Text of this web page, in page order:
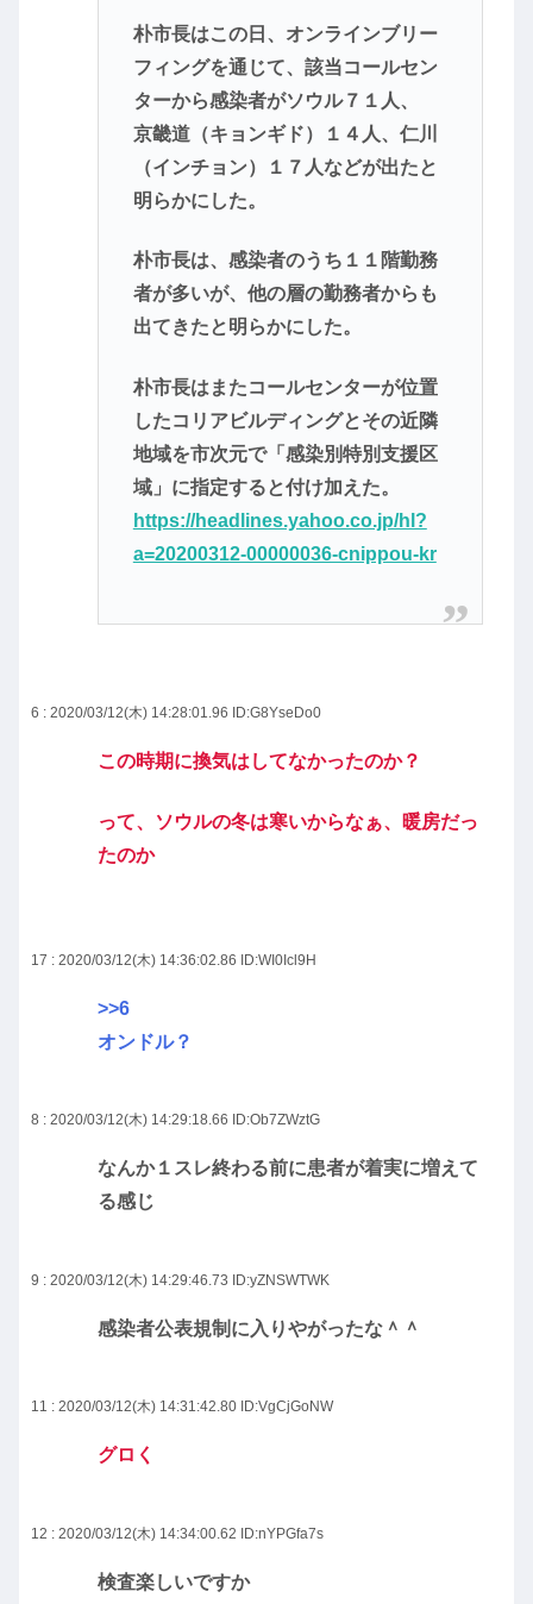
朴市長はこの日、オンラインブリー
フィングを通じて、該当コールセン
ターから感染者がソウル７１人、
京畿道（キョンギド）１４人、仁川
（インチョン）１７人などが出たと
明らかにした。
朴市長は、感染者のうち１１階勤務
者が多いが、他の層の勤務者からも
出てきたと明らかにした。
朴市長はまたコールセンターが位置
したコリアビルディングとその近隣
地域を市次元で「感染別特別支援区
域」に指定すると付け加えた。
https://headlines.yahoo.co.jp/hl?
a=20200312-00000036-cnippou-kr
6 : 2020/03/12(木) 14:28:01.96 ID:G8YseDo0
この時期に換気はしてなかったのか？
って、ソウルの冬は寒いからなぁ、暖房だっ
たのか
17 : 2020/03/12(木) 14:36:02.86 ID:WI0Icl9H
>>6
オンドル？
8 : 2020/03/12(木) 14:29:18.66 ID:Ob7ZWztG
なんか１スレ終わる前に患者が着実に増えて
る感じ
9 : 2020/03/12(木) 14:29:46.73 ID:yZNSWTWK
感染者公表規制に入りやがったな＾＾
11 : 2020/03/12(木) 14:31:42.80 ID:VgCjGoNW
グロく
12 : 2020/03/12(木) 14:34:00.62 ID:nYPGfa7s
検査楽しいですか